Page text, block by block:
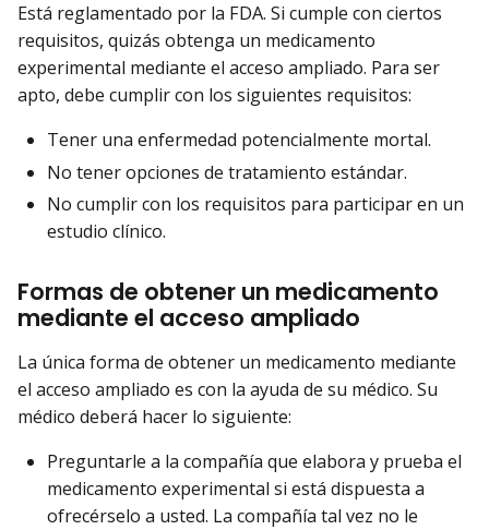
Está reglamentado por la FDA. Si cumple con ciertos
requisitos, quizás obtenga un medicamento
experimental mediante el acceso ampliado. Para ser
apto, debe cumplir con los siguientes requisitos:
Tener una enfermedad potencialmente mortal.
No tener opciones de tratamiento estándar.
No cumplir con los requisitos para participar en un
estudio clínico.
Formas de obtener un medicamento
mediante el acceso ampliado
La única forma de obtener un medicamento mediante
el acceso ampliado es con la ayuda de su médico. Su
médico deberá hacer lo siguiente:
Preguntarle a la compañía que elabora y prueba el
medicamento experimental si está dispuesta a
ofrecérselo a usted. La compañía tal vez no le